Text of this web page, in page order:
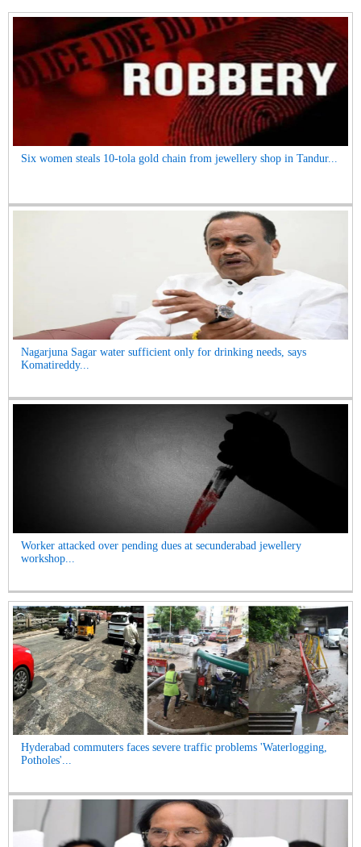
Six women steals 10-tola gold chain from jewellery shop in Tandur...
Nagarjuna Sagar water sufficient only for drinking needs, says
Komatireddy...
Worker attacked over pending dues at secunderabad jewellery
workshop...
Hyderabad commuters faces severe traffic problems 'Waterlogging,
Potholes'...